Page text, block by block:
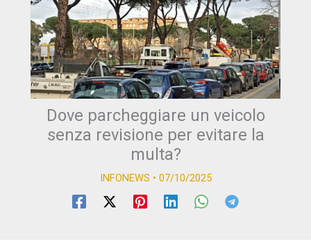
Dove parcheggiare un veicolo
senza revisione per evitare la
multa?
INFONEWS • 07/10/2025